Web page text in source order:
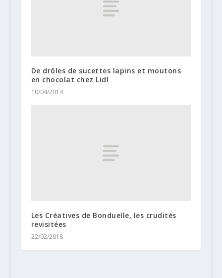
De drôles de sucettes lapins et moutons
en chocolat chez Lidl
10/04/2014
Les Créatives de Bonduelle, les crudités
revisitées
22/02/2018